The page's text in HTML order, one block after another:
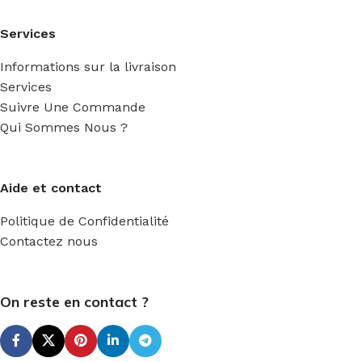
Services
Informations sur la livraison
Services
Suivre Une Commande
Qui Sommes Nous ?
Aide et contact
Politique de Confidentialité
Contactez nous
On reste en contact ?